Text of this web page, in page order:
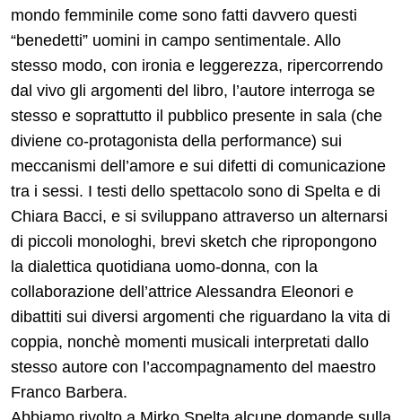
mondo femminile come sono fatti davvero questi
“benedetti” uomini in campo sentimentale. Allo
stesso modo, con ironia e leggerezza, ripercorrendo
dal vivo gli argomenti del libro, l’autore interroga se
stesso e soprattutto il pubblico presente in sala (che
diviene co-protagonista della performance) sui
meccanismi dell’amore e sui difetti di comunicazione
tra i sessi. I testi dello spettacolo sono di Spelta e di
Chiara Bacci, e si sviluppano attraverso un alternarsi
di piccoli monologhi, brevi sketch che ripropongono
la dialettica quotidiana uomo-donna, con la
collaborazione dell’attrice Alessandra Eleonori e
dibattiti sui diversi argomenti che riguardano la vita di
coppia, nonchè momenti musicali interpretati dallo
stesso autore con l’accompagnamento del maestro
Franco Barbera.